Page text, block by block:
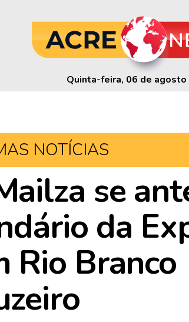
Quinta-feira, 06 de
NOTÍCIAS
se
da
Rio Branco